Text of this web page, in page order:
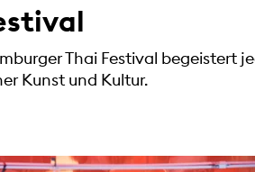
Thai Festival begeistert
Kunst und Kultur.